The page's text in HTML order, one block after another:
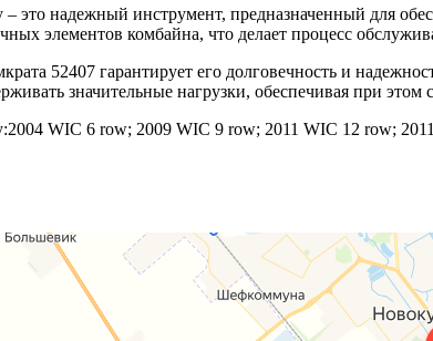
это надежный инструмент, предназначенный для
элементов комбайна, что делает процесс
52407 гарантирует его долговечность и
значительные нагрузки, обеспечивая при этом
WIC 6 row; 2009 WIC 9 row; 2011 WIC 12 row;